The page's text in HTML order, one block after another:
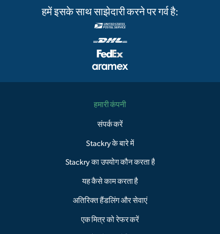
हमें इसके साथ साझेदारी करने पर गर्व है:
हमारी कंपनी
संपर्क करें
Stackry के बारे में
Stackry का उपयोग कौन करता है
यह कैसे काम करता है
अतिरिक्त हैंडलिंग और सेवाएं
एक मित्र को रेफर करें